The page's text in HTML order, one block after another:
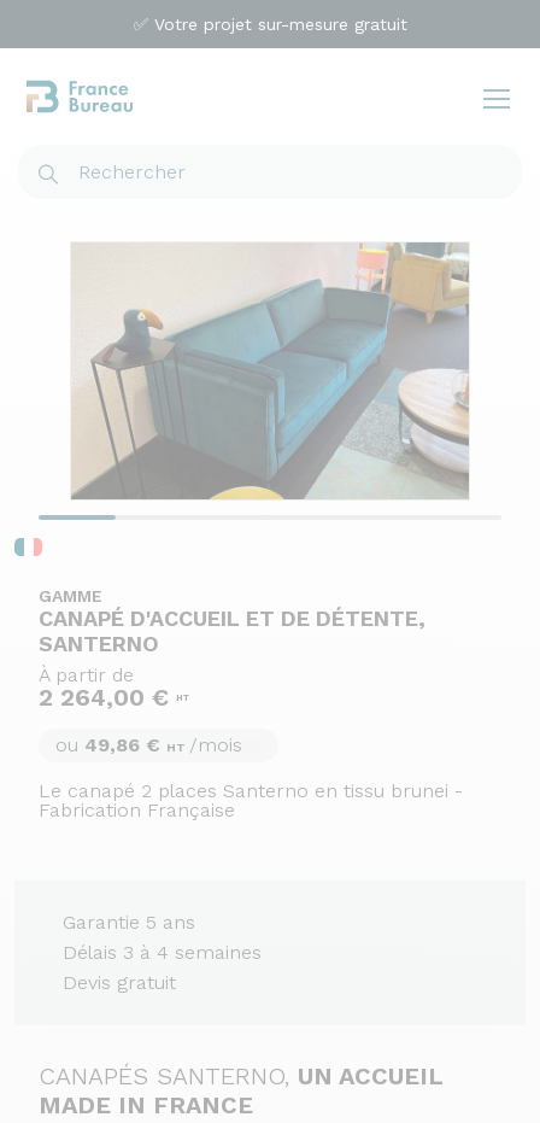
✅ Votre projet sur-mesure gratuit
GAMME
CANAPÉ D'ACCUEIL ET DE DÉTENTE,
SANTERNO
À partir de
2 264,00 € HT
ou 49,86 € HT /mois
Le canapé 2 places Santerno en tissu brunei -
Fabrication Française
Garantie 5 ans
Délais 3 à 4 semaines
Devis gratuit
CANAPÉS SANTERNO, UN ACCUEIL
MADE IN FRANCE